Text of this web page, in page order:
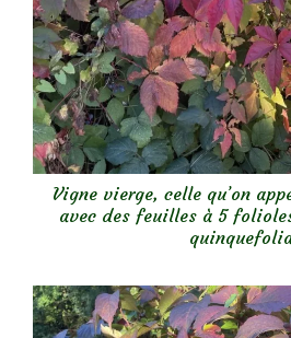
Vigne vierge, celle qu’on
avec des feuilles à 5